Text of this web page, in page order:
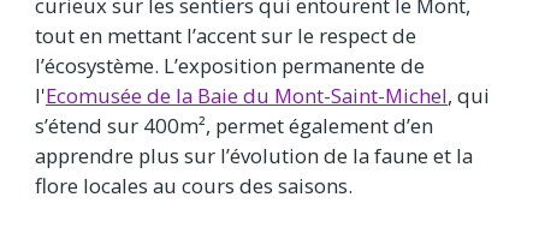
curieux sur les sentiers qui entourent le Mont,
tout en mettant l’accent sur le respect de
l’écosystème. L’exposition permanente de
l'Ecomusée de la Baie du Mont-Saint-Michel, qui
s’étend sur 400m², permet également d’en
apprendre plus sur l’évolution de la faune et la
flore locales au cours des saisons.